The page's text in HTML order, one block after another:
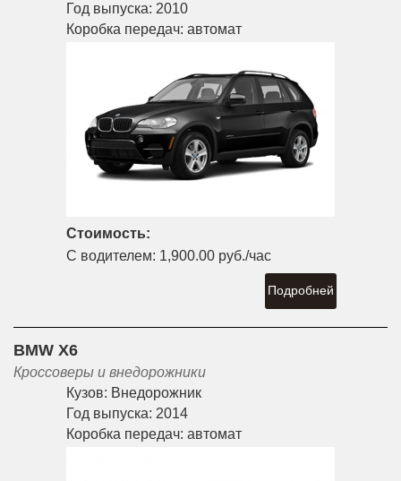
Год выпуска: 2010
Коробка передач: автомат
Стоимость:
С водителем: 1,900.00 руб./час
Подробней
BMW X6
Кроссоверы и внедорожники
Кузов: Внедорожник
Год выпуска: 2014
Коробка передач: автомат